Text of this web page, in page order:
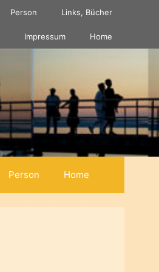
Person Links, Bücher
Impressum Home
Person Home